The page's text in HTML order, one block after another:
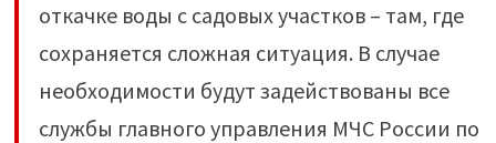
откачке воды с садовых участков – там, где
сохраняется сложная ситуация. В случае
необходимости будут задействованы все
службы главного управления МЧС России по